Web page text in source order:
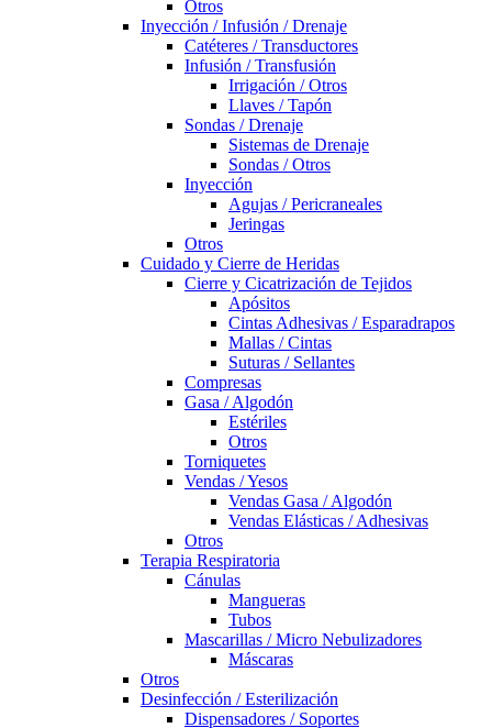
Otros
Inyección / Infusión / Drenaje
Catéteres / Transductores
Infusión / Transfusión
Irrigación / Otros
Llaves / Tapón
Sondas / Drenaje
Sistemas de Drenaje
Sondas / Otros
Inyección
Agujas / Pericraneales
Jeringas
Otros
Cuidado y Cierre de Heridas
Cierre y Cicatrización de Tejidos
Apósitos
Cintas Adhesivas / Esparadrapos
Mallas / Cintas
Suturas / Sellantes
Compresas
Gasa / Algodón
Estériles
Otros
Torniquetes
Vendas / Yesos
Vendas Gasa / Algodón
Vendas Elásticas / Adhesivas
Otros
Terapia Respiratoria
Cánulas
Mangueras
Tubos
Mascarillas / Micro Nebulizadores
Máscaras
Otros
Desinfección / Esterilización
Dispensadores / Soportes